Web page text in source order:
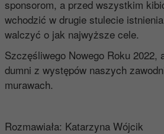
sponsorom, a przed wszystkim
wchodzić w drugie stulecie
walczyć o jak najwyższe cele.
Szczęśliwego Nowego Roku
dumni z występów naszych
murawach.
Rozmawiała: Katarzyna Wójcik